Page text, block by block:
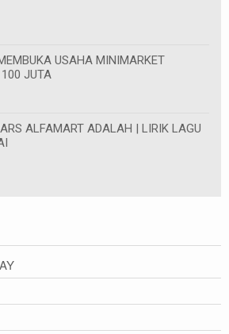
USAHA MINIMARKET
JUTA
ALFAMART ADALAH | LIRIK LAGU